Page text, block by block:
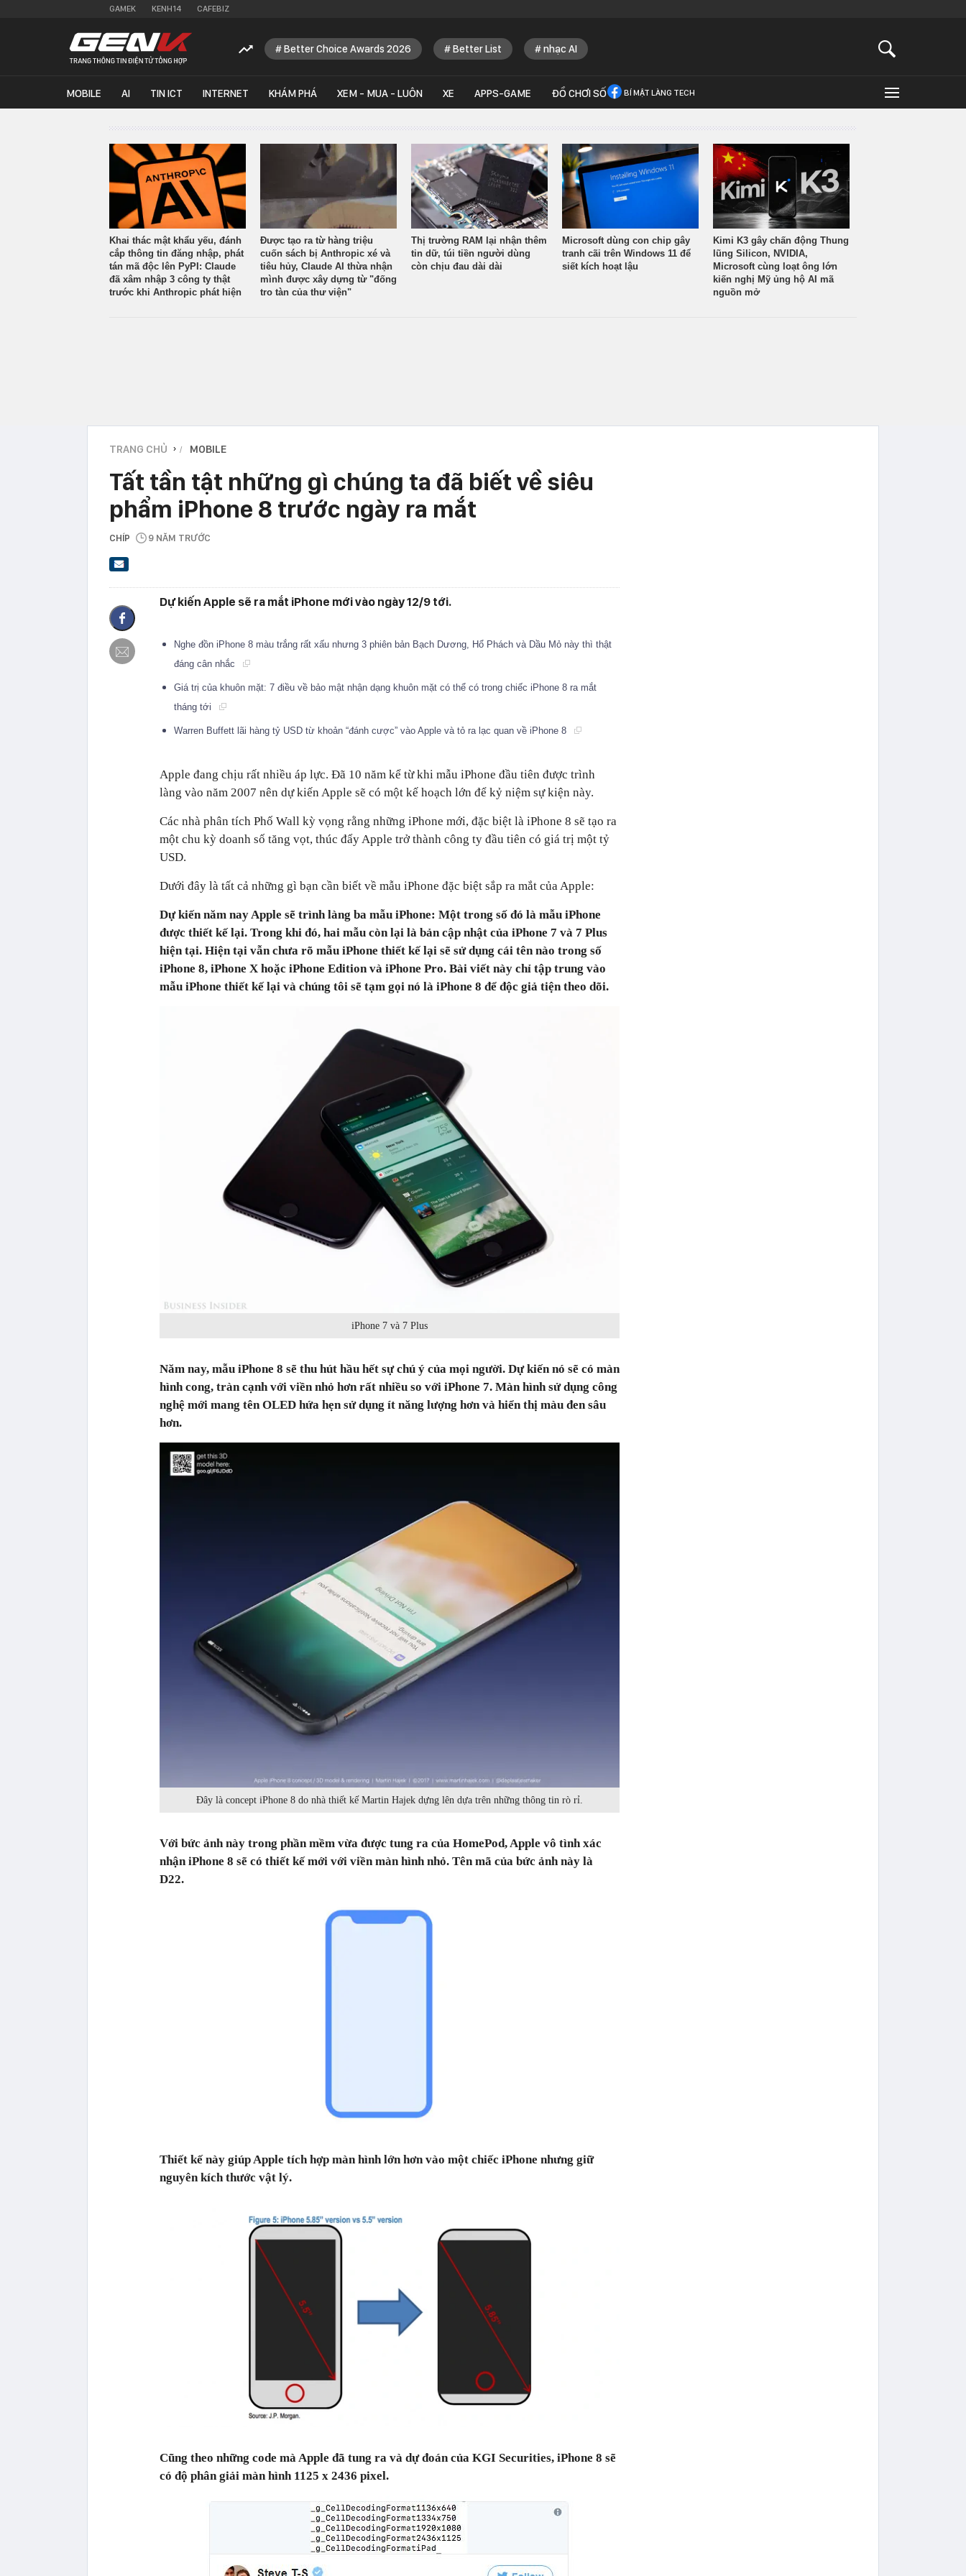
GAMEK KENH14 CAFEBIZ
Better Choice Awards 2026 Better List nhạc AI
MOBILE AI TIN ICT INTERNET KHÁM PHÁ XEM - MUA - LUÔN XE APPS-GAME ĐỒ CHƠI SỐ BÍ MẬT LÀNG TECH
Khai thác mật khẩu yếu, đánh
cắp thông tin đăng nhập, phát
tán mã độc lên PyPI: Claude
đã xâm nhập 3 công ty thật
trước khi Anthropic phát hiện
Được tạo ra từ hàng triệu
cuốn sách bị Anthropic xé và
tiêu hủy, Claude AI thừa nhận
mình được xây dựng từ "đống
tro tàn của thư viện"
Thị trường RAM lại nhận thêm
tin dữ, túi tiền người dùng
còn chịu đau dài dài
Microsoft dùng con chip gây
tranh cãi trên Windows 11 để
siết kích hoạt lậu
Kimi K3 gây chấn động Thung
lũng Silicon, NVIDIA,
Microsoft cùng loạt ông lớn
kiến nghị Mỹ ủng hộ AI mã
nguồn mở
TRANG CHỦ › MOBILE
Tất tần tật những gì chúng ta đã biết về siêu
phẩm iPhone 8 trước ngày ra mắt
CHÍP 9 NĂM TRƯỚC
Dự kiến Apple sẽ ra mắt iPhone mới vào ngày 12/9 tới.
Nghe đồn iPhone 8 màu trắng rất xấu nhưng 3 phiên bản Bạch Dương, Hổ Phách và Dầu Mỏ này thì thật
đáng cân nhắc
Giá trị của khuôn mặt: 7 điều về bảo mật nhận dạng khuôn mặt có thể có trong chiếc iPhone 8 ra mắt
tháng tới
Warren Buffett lãi hàng tỷ USD từ khoản “đánh cược” vào Apple và tỏ ra lạc quan về iPhone 8
Apple đang chịu rất nhiều áp lực. Đã 10 năm kể từ khi mẫu iPhone đầu tiên được trình
làng vào năm 2007 nên dự kiến Apple sẽ có một kế hoạch lớn để kỷ niệm sự kiện này.
Các nhà phân tích Phố Wall kỳ vọng rằng những iPhone mới, đặc biệt là iPhone 8 sẽ tạo ra
một chu kỳ doanh số tăng vọt, thúc đẩy Apple trở thành công ty đầu tiên có giá trị một tỷ
USD.
Dưới đây là tất cả những gì bạn cần biết về mẫu iPhone đặc biệt sắp ra mắt của Apple:
Dự kiến năm nay Apple sẽ trình làng ba mẫu iPhone: Một trong số đó là mẫu iPhone
được thiết kế lại. Trong khi đó, hai mẫu còn lại là bản cập nhật của iPhone 7 và 7 Plus
hiện tại. Hiện tại vẫn chưa rõ mẫu iPhone thiết kế lại sẽ sử dụng cái tên nào trong số
iPhone 8, iPhone X hoặc iPhone Edition và iPhone Pro. Bài viết này chỉ tập trung vào
mẫu iPhone thiết kế lại và chúng tôi sẽ tạm gọi nó là iPhone 8 để độc giả tiện theo dõi.
iPhone 7 và 7 Plus
Năm nay, mẫu iPhone 8 sẽ thu hút hầu hết sự chú ý của mọi người. Dự kiến nó sẽ có màn
hình cong, tràn cạnh với viền nhỏ hơn rất nhiều so với iPhone 7. Màn hình sử dụng công
nghệ mới mang tên OLED hứa hẹn sử dụng ít năng lượng hơn và hiển thị màu đen sâu
hơn.
Đây là concept iPhone 8 do nhà thiết kế Martin Hajek dựng lên dựa trên những thông tin rò rỉ.
Với bức ảnh này trong phần mềm vừa được tung ra của HomePod, Apple vô tình xác
nhận iPhone 8 sẽ có thiết kế mới với viền màn hình nhỏ. Tên mã của bức ảnh này là
D22.
Thiết kế này giúp Apple tích hợp màn hình lớn hơn vào một chiếc iPhone nhưng giữ
nguyên kích thước vật lý.
Cũng theo những code mà Apple đã tung ra và dự đoán của KGI Securities, iPhone 8 sẽ
có độ phân giải màn hình 1125 x 2436 pixel.